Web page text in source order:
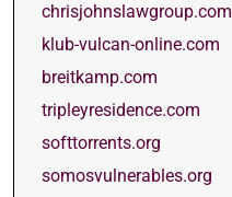
chrisjohnslawgroup.com
klub-vulcan-online.com
breitkamp.com
tripleyresidence.com
softtorrents.org
somosvulnerables.org